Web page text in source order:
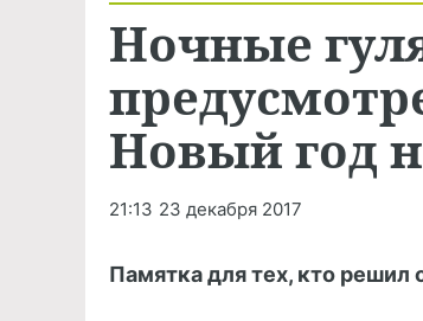
Ночные
Новый год
21:13 23 декабря 2017
Памятка для тех, кто решил